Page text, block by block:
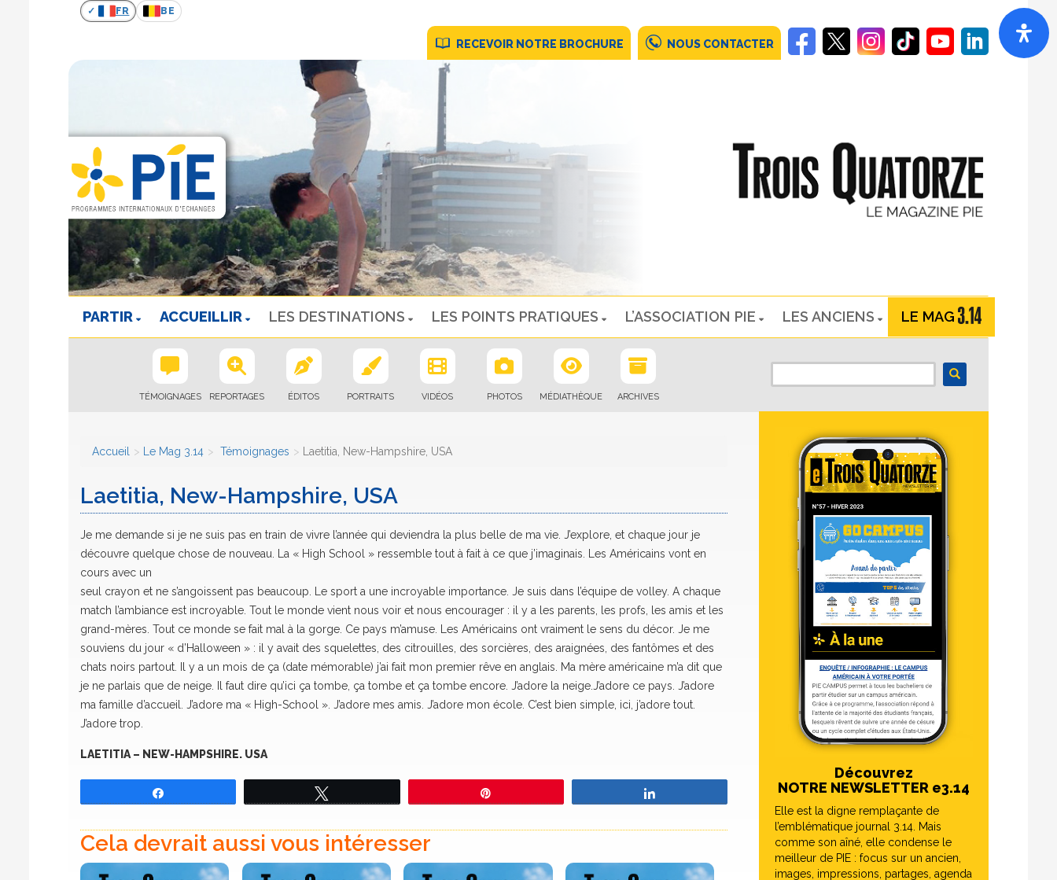
FR BE
RECEVOIR NOTRE BROCHURE NOUS CONTACTER
PARTIR ACCUEILLIR LES DESTINATIONS LES POINTS PRATIQUES L’ASSOCIATION PIE LES ANCIENS LE MAG
TÉMOIGNAGES REPORTAGES ÉDITOS PORTRAITS VIDÉOS PHOTOS MÉDIATHÈQUE ARCHIVES
Accueil Le Mag 3.14 Témoignages Laetitia, New-Hampshire, USA
Laetitia, New-Hampshire, USA
Je me demande si je ne suis pas en train de vivre l’année qui deviendra la plus belle de ma vie. J’explore, et chaque jour je
découvre quelque chose de nouveau. La « High School » ressemble tout à fait à ce que j’imaginais. Les Américains vont en
cours avec un
seul crayon et ne s’angoissent pas beaucoup. Le sport a une incroyable importance. Je suis dans l’équipe de volley. A chaque
match l’ambiance est incroyable. Tout le monde vient nous voir et nous encourager : il y a les parents, les profs, les amis et les
grand-mères. Tout ce monde se fait mal à la gorge. Ce pays m’amuse. Les Américains ont vraiment le sens du décor. Je me
souviens du jour « d’Halloween » : il y avait des squelettes, des citrouilles, des sorcières, des araignées, des fantômes et des
chats noirs partout. Il y a un mois de ça (date mémorable) j’ai fait mon premier rêve en anglais. Ma mère américaine m’a dit que
je ne parlais que de neige. Il faut dire qu’ici ça tombe, ça tombe et ça tombe encore. J’adore la neige.J’adore ce pays. J’adore
ma famille d’accueil. J’adore ma « High-School ». J’adore mes amis. J’adore mon école. C’est bien simple, ici, j’adore tout.
J’adore trop.
LAETITIA – NEW-HAMPSHIRE. USA
Cela devrait aussi vous intéresser
Découvrez
NOTRE NEWSLETTER e3.14
Elle est la digne remplaçante de
l’emblématique journal 3.14. Mais
comme son aîné, elle condense le
meilleur de PIE : focus sur un ancien,
images, impressions, partages, agenda